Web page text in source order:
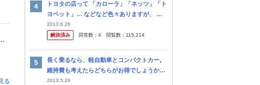
る
トヨタの店って 「カローラ」「ネッツ」「ト
ヨペット」… などなど色々ありますが、 何
を基準にお店を分けているのですか？
2013.6.26
解決済み
回答数： 4 閲覧数： 115,214
長く乗るなら、軽自動車とコンパクトカー。
維持費も考えたらどちらがお得でしょうか？
最近は軽自動車の値段も高いので迷ってま
2013.5.26